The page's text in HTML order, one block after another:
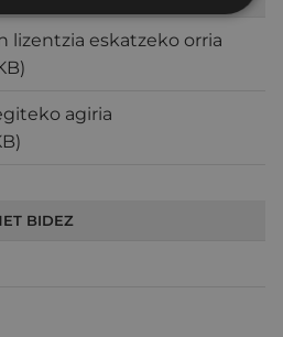
lizentzia eskatzeko orria
)
agiria
)
BIDEZ